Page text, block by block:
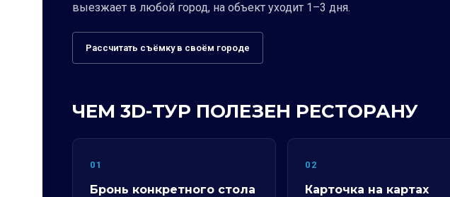
выезжает в любой город, на объект уходит 1–3 дня.
Рассчитать съёмку в своём городе
ЧЕМ 3D-ТУР ПОЛЕЗЕН РЕСТОРАНУ
01
Бронь конкретного стола
02
Карточка на картах